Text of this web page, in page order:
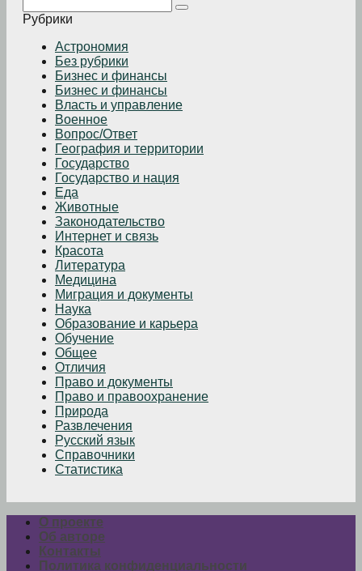
Рубрики
Астрономия
Без рубрики
Бизнеc и финансы
Бизнес и финансы
Власть и управление
Военное
Вопрос/Ответ
География и территории
Государство
Государство и нация
Еда
Животные
Законодательство
Интернет и связь
Красота
Литература
Медицина
Миграция и документы
Наука
Образование и карьера
Обучение
Общее
Отличия
Право и документы
Право и правоохранение
Природа
Развлечения
Русский язык
Справочники
Статистика
О проекте
Об авторе
Контакты
Политика конфиденциальности